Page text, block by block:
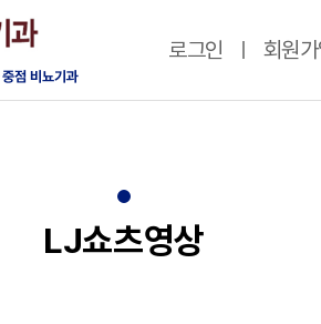
로그인 회원
LJ쇼츠영상